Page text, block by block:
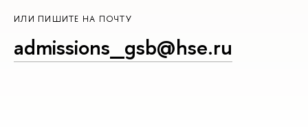
ИЛИ ПИШИТЕ НА ПОЧТУ
admissions_gsb@hse.ru